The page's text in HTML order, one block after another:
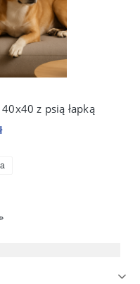
z psią łapką
»